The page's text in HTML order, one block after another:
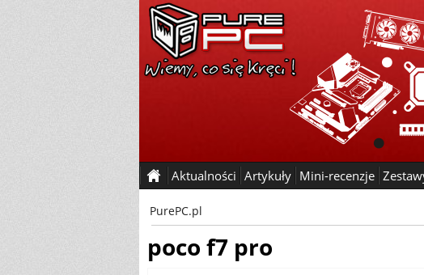
Aktualności Artykuły Mini-recenzje
PurePC.pl
poco f7 pro